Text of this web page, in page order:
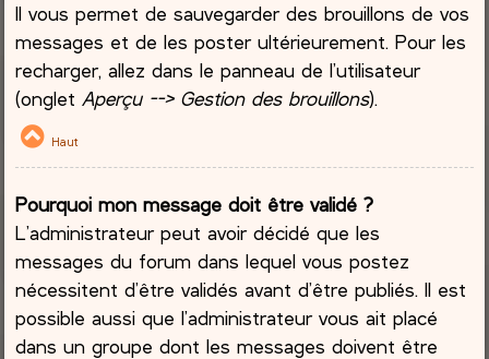
Il vous permet de sauvegarder des brouillons de vos
messages et de les poster ultérieurement. Pour les
recharger, allez dans le panneau de l’utilisateur
(ongletAperçu --> Gestion des brouillons).
Haut
Pourquoi mon message doit être validé ?
L’administrateur peut avoir décidé que les
messages du forum dans lequel vous postez
nécessitent d’être validés avant d’être publiés. Il est
possible aussi que l’administrateur vous ait placé
dans un groupe dont les messages doivent être